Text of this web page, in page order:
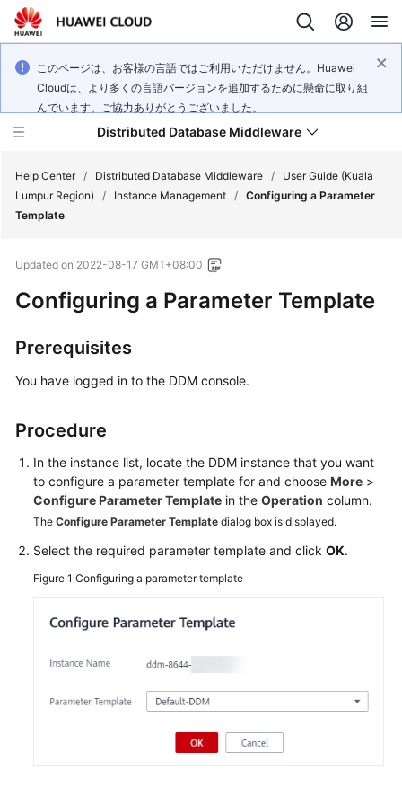
このページは、お客様の言語ではご利用いただけません。Huawei
Cloudは、より多くの言語バージョンを追加するために懸命に取り組
んでいます。ご協力ありがとうございました。
Distributed Database Middleware
Product
Bulletin
Service
Overview
Getting
Started
User
API
Reference
Best
Help Center / Distributed Database Middleware /
User Guide (Kuala
Lumpur Region)
/ Instance Management / Configuring a Parameter
Template
Updated on 2022-08-17 GMT+08:00
Configuring a Parameter Template
Prerequisites
You have logged in to the DDM console.
Procedure
In the instance list, locate the DDM instance that you want
to configure a parameter template for and choose More >
Configure Parameter Template in the Operation column.
The Configure Parameter Template dialog box is displayed.
Select the required parameter template and click OK.
Figure 1 Configuring a parameter template